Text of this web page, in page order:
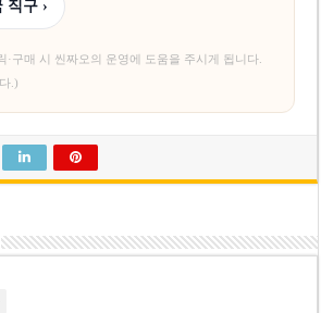
직구 ›
·구매 시 씬짜오의 운영에 도움을 주시게 됩니다.
.)